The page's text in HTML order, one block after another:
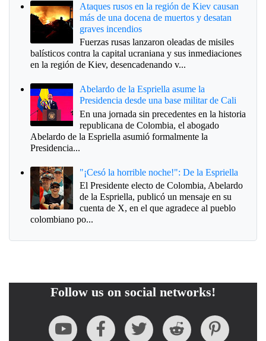
Ataques rusos en la región de Kiev causan
más de una docena de muertos y desatan
graves incendios
Fuerzas rusas lanzaron oleadas de misiles
balísticos contra la capital ucraniana y sus inmediaciones
en la región de Kiev, desencadenando v...
Abelardo de la Espriella asume la
Presidencia desde una base militar de Cali
En una jornada sin precedentes en la historia
republicana de Colombia, el abogado
Abelardo de la Espriella asumió formalmente la
Presidencia...
"¡Cesó la horrible noche!": De la Espriella
El Presidente electo de Colombia, Abelardo
de la Espriella, publicó un mensaje en su
cuenta de X, en el que agradece al pueblo
colombiano po...
Follow us on social networks!